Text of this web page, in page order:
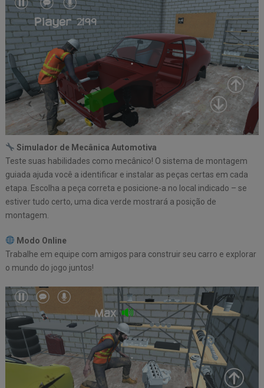
Simulador de Mecânica Automotiva
Teste suas habilidades como mecânico! O sistema de montagem
guiada ajuda você a identificar e instalar as peças certas em cada
etapa. Escolha a peça correta e posicione-a no local indicado – se
estiver tudo certo, uma dica verde mostrará a posição de
montagem.
Modo Online
Trabalhe em equipe com amigos para construir seu carro e explorar
o mundo do jogo juntos!